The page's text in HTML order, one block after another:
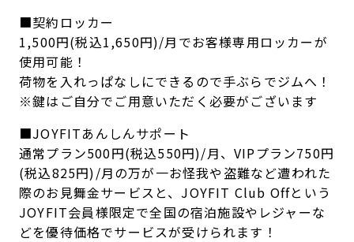
■契約ロッカー
1,500円(税込1,650円)/月でお客様専用ロッカーが
使用可能！
荷物を入れっぱなしにできるので手ぶらでジムへ！
※鍵はご自分でご用意いただく必要がございます
■JOYFITあんしんサポート
通常プラン500円(税込550円)/月、VIPプラン750円
(税込825円)/月の万が一お怪我や盗難など遭われた
際のお見舞金サービスと、JOYFIT Club Offという
JOYFIT会員様限定で全国の宿泊施設やレジャーな
どを優待価格でサービスが受けられます！